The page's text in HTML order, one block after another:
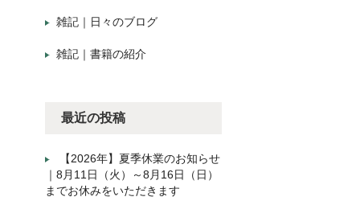
雑記｜日々のブログ
雑記｜書籍の紹介
最近の投稿
【2026年】夏季休業のお知らせ
｜8月11日（火）～8月16日（日）
までお休みをいただきます